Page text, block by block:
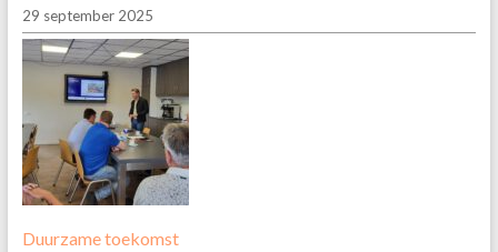
29 september 2025
Duurzame toekomst